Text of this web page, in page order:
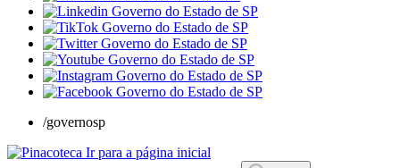
/governosp
Ir para a página inicial